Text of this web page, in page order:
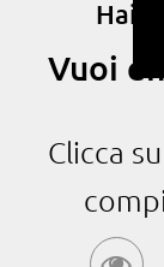
Hai
Vuoi
Clicca